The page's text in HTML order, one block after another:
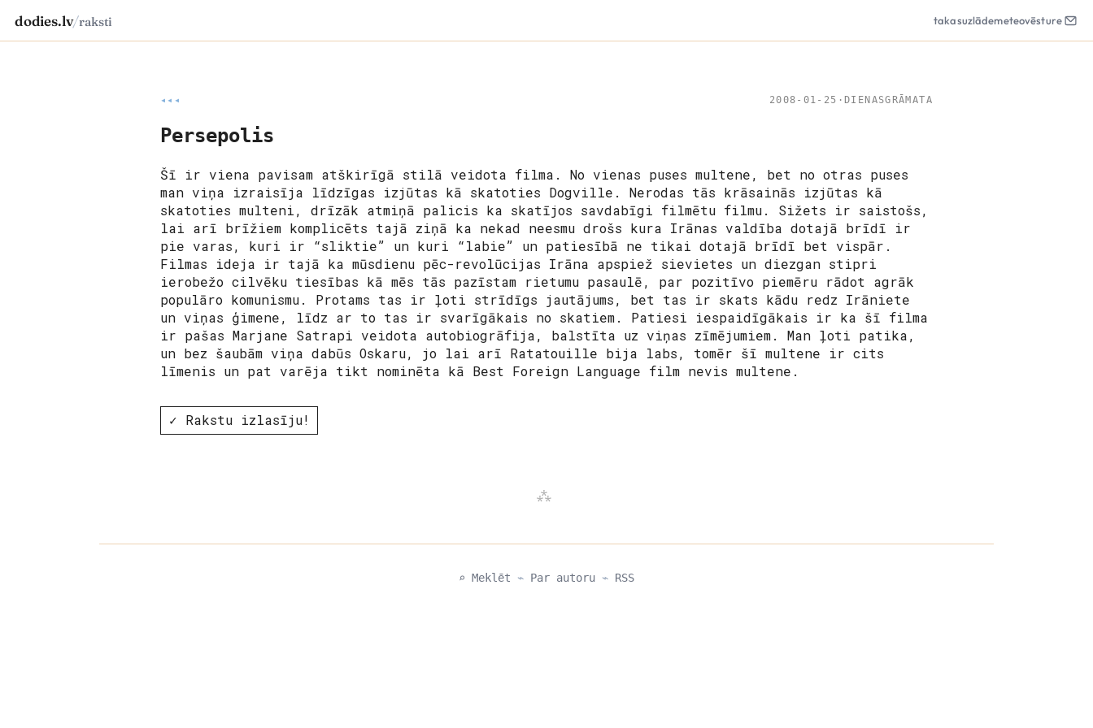
dodies.lv/raksti takasuzlādemeteovēsture
◂◂◂ 2008-01-25 · DIENASGRĀMATA
Persepolis
Šī ir viena pavisam atškirīgā stilā veidota filma. No vienas puses multene, bet no otras puses
man viņa izraisīja līdzīgas izjūtas kā skatoties Dogville. Nerodas tās krāsainās izjūtas kā
skatoties multeni, drīzāk atmiņā palicis ka skatījos savdabīgi filmētu filmu. Sižets ir saistošs,
lai arī brīžiem komplicēts tajā ziņā ka nekad neesmu drošs kura Irānas valdība dotajā brīdī ir
pie varas, kuri ir “sliktie” un kuri “labie” un patiesībā ne tikai dotajā brīdī bet vispār.
Filmas ideja ir tajā ka mūsdienu pēc-revolūcijas Irāna apspiež sievietes un diezgan stipri
ierobežo cilvēku tiesības kā mēs tās pazīstam rietumu pasaulē, par pozitīvo piemēru rādot agrāk
populāro komunismu. Protams tas ir ļoti strīdīgs jautājums, bet tas ir skats kādu redz Irāniete
un viņas ģimene, līdz ar to tas ir svarīgākais no skatiem. Patiesi iespaidīgākais ir ka šī filma
ir pašas Marjane Satrapi veidota autobiogrāfija, balstīta uz viņas zīmējumiem. Man ļoti patika,
un bez šaubām viņa dabūs Oskaru, jo lai arī Ratatouille bija labs, tomēr šī multene ir cits
līmenis un pat varēja tikt nominēta kā Best Foreign Language film nevis multene.
✓ Rakstu izlasīju!
⌕ Meklēt ⌁ Par autoru ⌁ RSS